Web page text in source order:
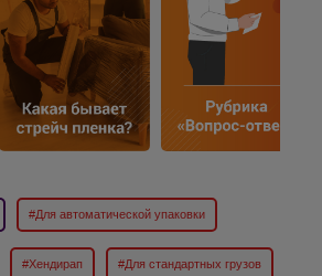
Какой бывает стрейч пленкаВопрос-ответ
#Для автоматической упаковки
#Хендирап #Для стандартных грузов